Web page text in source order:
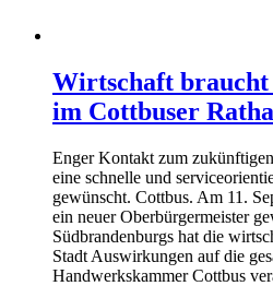
Wirtschaft
im Cottbuser
Enger Kontakt zum
eine schnelle und
gewünscht. Cottbus. Am 11.
ein neuer Oberbürgermeister
Südbrandenburgs hat die
Stadt Auswirkungen auf die
Handwerkskammer Cottbus